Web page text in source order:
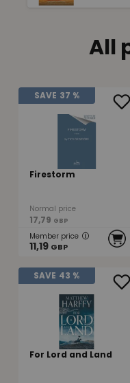
All
SAVE 37 %
Firestorm
Normal price
17,79 GBP
Member price
11,19 GBP
SAVE 43 %
For Lord and Land